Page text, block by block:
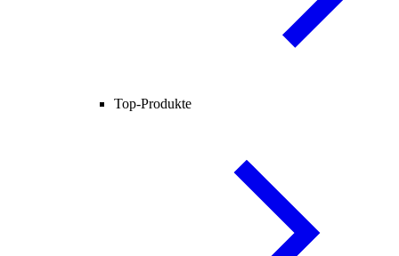
Top-Produkte